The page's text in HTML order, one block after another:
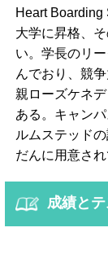
Heart Boarding
大学に昇格、
い。学長のリ
んでおり、競
親ローズケネ
ある。キャン
ルムステッド
だんに用意され
成績と